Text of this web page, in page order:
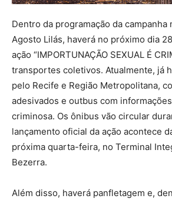
Dentro da programação da campanha
Agosto Lilás, haverá no próximo dia
ação “IMPORTUNAÇÃO SEXUAL É
transportes coletivos. Atualmente, já
pelo Recife e Região Metropolitana,
adesivados e outbus com
criminosa. Os ônibus vão circular
lançamento oficial da ação acontece
próxima quarta-feira, no Terminal
Bezerra.
Além disso, haverá panfletagem e,